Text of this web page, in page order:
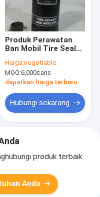
Produk Perawatan
Ban Mobil Tire Sealer
400ML
Harga:negotiable
MOQ:6,000cans
dapatkan harga terbaru
Hubungi sekarang
produk terbaik
Anda